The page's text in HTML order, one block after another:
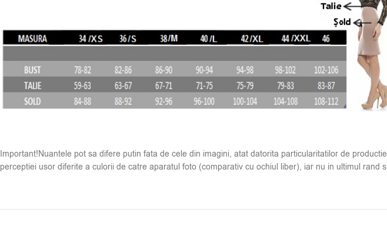
Important!Nuantele pot sa difere putin fata de cele din imagini, atat datorita particularitatilor de
perceptiei usor diferite a culorii de catre aparatul foto (comparativ cu ochiul liber), iar nu in ultimul